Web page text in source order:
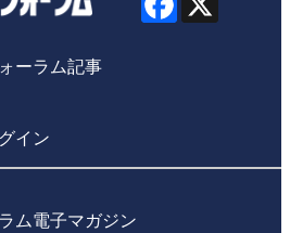
ーラム記事
イン
ム電子マガジン